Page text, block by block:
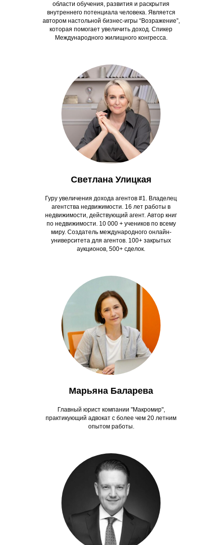
области обучения, развития и раскрытия
внутреннего потенциала человека. Является
автором настольной бизнес-игры “Возражение”,
которая помогает увеличить доход. Спикер
Международного жилищного конгресса.
Светлана Улицкая
Гуру увеличения дохода агентов #1. Владелец
агентства недвижимости. 16 лет работы в
недвижимости, действующий агент. Автор книг
по недвижимости. 10 000 + учеников по всему
миру. Создатель международного онлайн-
университета для агентов. 100+ закрытых
аукционов, 500+ сделок.
Марьяна Баларева
Главный юрист компании "Макромир",
практикующий адвокат с более чем 20 летним
опытом работы.